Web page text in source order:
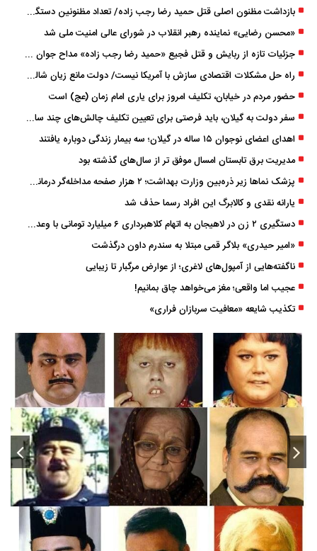
بازداشت مظنون اصلی قتل حمید رضا رجب‌ زاده/ تعداد مظنونین دستگیر شده به ۵ نفر رسید
«محسن رضایی» نماینده رهبر انقلاب در شورای عالی امنیت ملی شد
جزئیات تازه از ربایش و قتل فجیع «حمید رضا رجب زاده» مداح جوان تهرانی؛ ۴ متهم بازداشت شدند
راه حل مشکلات اقتصادی سازش با آمریکا نیست/ دولت مانع زیان شالیکاران شود
حضور مردم در خیابان، تکلیف امروز برای یاری امام زمان (عج) است
سفر دولت به گیلان، باید فرصتی برای تعیین تکلیف چالش‌های چند ساله استان باشد
اهدای اعضای نوجوان ۱۵ ساله در گیلان؛ سه بیمار زندگی دوباره یافتند
مدیریت برق تابستان امسال موفق ‌تر از سال‌های گذشته بود
پزشک ‌نماها زیر ذره‌بین وزارت بهداشت؛ ۲ هزار صفحه مداخله‌گر درمانی مسدود شد
یارانه نقدی و کالابرگ این افراد رسما حذف شد
دستگیری ۲ زن در لاهیجان به اتهام کلاهبرداری ۶ میلیارد تومانی با وعده وام
«امیر حیدری» بلاگر قمی مبتلا به سندرم داون درگذشت
ناگفته‌هایی از آمپول‌های لاغری؛ از عوارض مرگبار تا زیبایی
عجیب اما واقعی؛ مغز می‌خواهد چاق بمانیم!
تکذیب شایعه «معافیت سربازان فراری»